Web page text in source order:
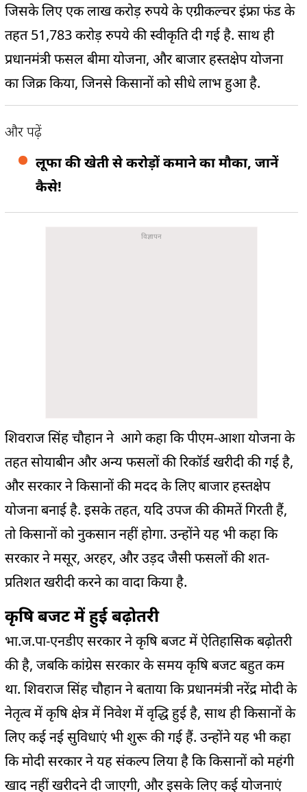
जिसके लिए एक लाख करोड़ रुपये के एग्रीकल्चर इंफ्रा फंड के
तहत 51,783 करोड़ रुपये की स्वीकृति दी गई है. साथ ही
प्रधानमंत्री फसल बीमा योजना, और बाजार हस्तक्षेप योजना
का जिक्र किया, जिनसे किसानों को सीधे लाभ हुआ है.
और पढ़ें
लूफा की खेती से करोड़ों कमाने का मौका, जानें
कैसे!
शिवराज सिंह चौहान ने आगे कहा कि पीएम-आशा योजना के
तहत सोयाबीन और अन्य फसलों की रिकॉर्ड खरीदी की गई है,
और सरकार ने किसानों की मदद के लिए बाजार हस्तक्षेप
योजना बनाई है. इसके तहत, यदि उपज की कीमतें गिरती हैं,
तो किसानों को नुकसान नहीं होगा. उन्होंने यह भी कहा कि
सरकार ने मसूर, अरहर, और उड़द जैसी फसलों की शत-
प्रतिशत खरीदी करने का वादा किया है.
कृषि बजट में हुई बढ़ोतरी
भा.ज.पा-एनडीए सरकार ने कृषि बजट में ऐतिहासिक बढ़ोतरी
की है, जबकि कांग्रेस सरकार के समय कृषि बजट बहुत कम
था. शिवराज सिंह चौहान ने बताया कि प्रधानमंत्री नरेंद्र मोदी के
नेतृत्व में कृषि क्षेत्र में निवेश में वृद्धि हुई है, साथ ही किसानों के
लिए कई नई सुविधाएं भी शुरू की गई हैं. उन्होंने यह भी कहा
कि मोदी सरकार ने यह संकल्प लिया है कि किसानों को महंगी
खाद नहीं खरीदने दी जाएगी, और इसके लिए कई योजनाएं